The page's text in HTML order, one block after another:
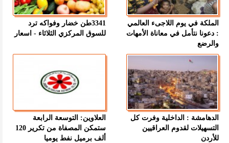
الملكة في يوم اللاجىء العالمي
: دعونا نتأمل في معاناة الأمهات
والرضع
3341طن خضار وفواكه ترد
للسوق المركزي الثلاثاء - اسعار
الدهامشة : الداخلية وفرت كل
التسهيلات لقدوم العراقيين
للأردن
العلاوين: التوسعة الرابعة
ستمكن المصفاة من تكرير 120
ألف برميل نفط يوميا